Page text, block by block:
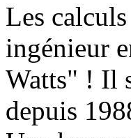
Les
ingénieur
Watts" ! Il
depuis